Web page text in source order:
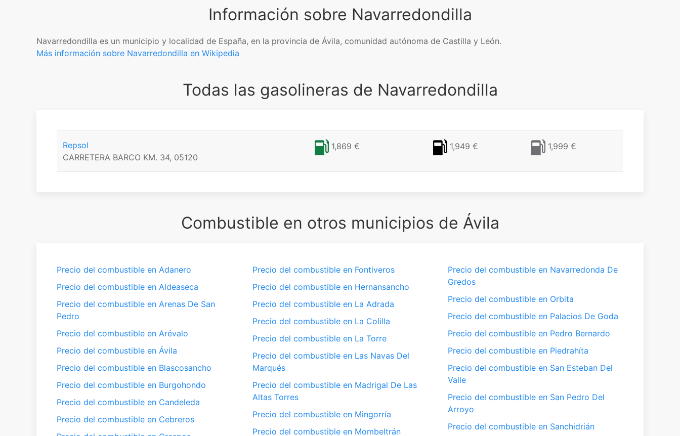
Información sobre Navarredondilla
Navarredondilla es un municipio y localidad de España, en la provincia de Ávila, comunidad autónoma de Castilla y León.
Más información sobre Navarredondilla en Wikipedia
Todas las gasolineras de Navarredondilla
Repsol
CARRETERA BARCO KM. 34, 05120
1,869 € 1,949 € 1,999 €
Combustible en otros municipios de Ávila
Precio del combustible en Adanero
Precio del combustible en Aldeaseca
Precio del combustible en Arenas De San
Pedro
Precio del combustible en Arévalo
Precio del combustible en Ávila
Precio del combustible en Blascosancho
Precio del combustible en Burgohondo
Precio del combustible en Candeleda
Precio del combustible en Cebreros
Precio del combustible en Fontiveros
Precio del combustible en Hernansancho
Precio del combustible en La Adrada
Precio del combustible en La Colilla
Precio del combustible en La Torre
Precio del combustible en Las Navas Del
Marqués
Precio del combustible en Madrigal De Las
Altas Torres
Precio del combustible en Mingorría
Precio del combustible en Mombeltrán
Precio del combustible en Navarredonda De
Gredos
Precio del combustible en Orbita
Precio del combustible en Palacios De Goda
Precio del combustible en Pedro Bernardo
Precio del combustible en Piedrahíta
Precio del combustible en San Esteban Del
Valle
Precio del combustible en San Pedro Del
Arroyo
Precio del combustible en Sanchidrián